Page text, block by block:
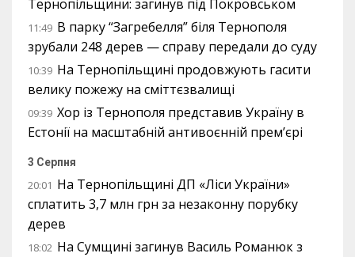
Тернопільщини: загинув під Покровськом
11:49 В парку “Загребелля” біля Тернополя
зрубали 248 дерев — справу передали до суду
10:39 На Тернопільщині продовжують гасити
велику пожежу на сміттєзвалищі
09:39 Хор із Тернополя представив Україну в
Естонії на масштабній антивоєнній прем’єрі
3 Серпня
20:01 На Тернопільщині ДП «Ліси України»
сплатить 3,7 млн грн за незаконну порубку
дерев
18:02 На Сумщині загинув Василь Романюк з